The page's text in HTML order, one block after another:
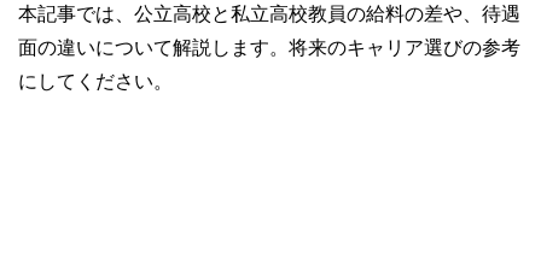
本記事では、公立高校と私立高校教員の給料の差や、待遇
面の違いについて解説します。将来のキャリア選びの参考
にしてください。